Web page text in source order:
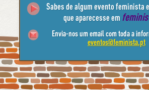
Sabes de algum evento feminista
que aparecesse em
Envia-nos um email com toda a
eventos@feminista.pt